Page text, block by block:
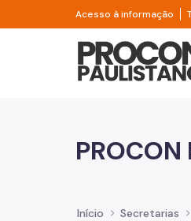
Pular para o Conteúdo
Acesso à informação
Início Secretarias